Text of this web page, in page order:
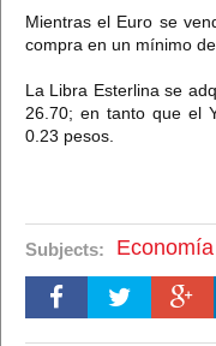
Mientras el Euro se
compra en un mínimo
La Libra Esterlina se
26.70; en tanto que el
0.23 pesos.
Subjects: Economía